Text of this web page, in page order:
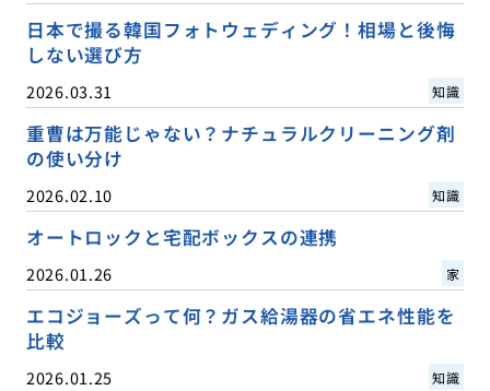
日本で撮る韓国フォトウェディング！相場と後悔
しない選び方
2026.03.31 知識
重曹は万能じゃない？ナチュラルクリーニング剤
の使い分け
2026.02.10 知識
オートロックと宅配ボックスの連携
2026.01.26 家
エコジョーズって何？ガス給湯器の省エネ性能を
比較
2026.01.25 知識